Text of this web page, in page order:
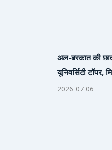
अल-बरकात की
यूनिवर्सिटी टॉपर,
2026-07-06